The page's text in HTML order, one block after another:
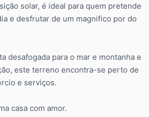
solar, é ideal para quem pretende
e desfrutar de um magnifico por do
desafogada para o mar e montanha e
este terreno encontra-se perto de
e serviços.
casa com amor.